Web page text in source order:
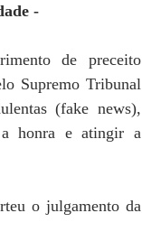
-
de preceito
Supremo Tribunal
(fake news),
a honra e atingir a
o julgamento da